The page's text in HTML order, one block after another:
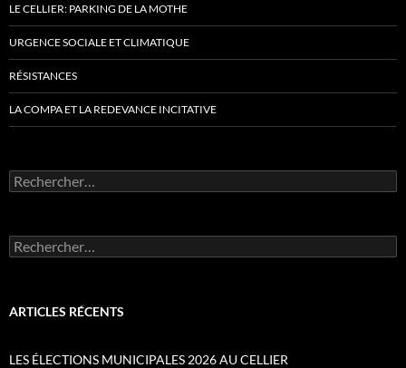
LE CELLIER: PARKING DE LA MOTHE
URGENCE SOCIALE ET CLIMATIQUE
RÉSISTANCES
LA COMPA ET LA REDEVANCE INCITATIVE
Rechercher :
Rechercher :
ARTICLES RÉCENTS
LES ÉLECTIONS MUNICIPALES 2026 AU CELLIER